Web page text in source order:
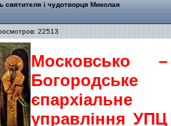
святителя і чудотворця Миколая
22513
Московсько –
Богородське
єпархіальне
управління УПЦ